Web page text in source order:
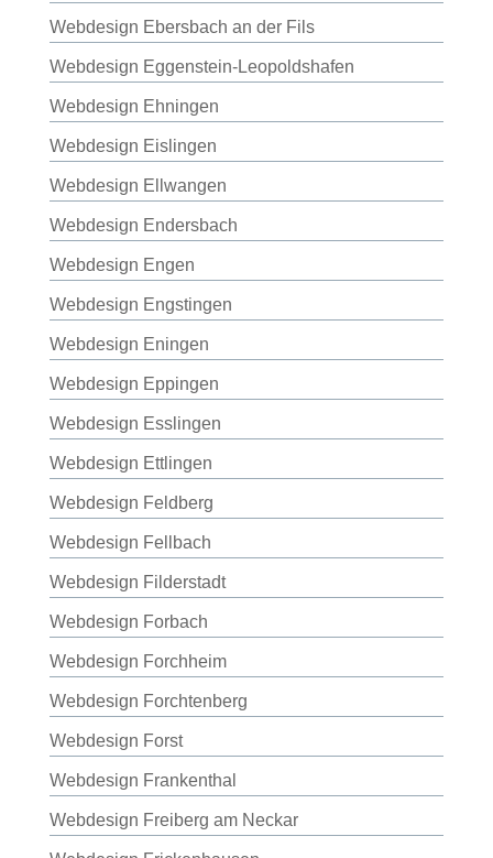
Webdesign Ebersbach an der Fils
Webdesign Eggenstein-Leopoldshafen
Webdesign Ehningen
Webdesign Eislingen
Webdesign Ellwangen
Webdesign Endersbach
Webdesign Engen
Webdesign Engstingen
Webdesign Eningen
Webdesign Eppingen
Webdesign Esslingen
Webdesign Ettlingen
Webdesign Feldberg
Webdesign Fellbach
Webdesign Filderstadt
Webdesign Forbach
Webdesign Forchheim
Webdesign Forchtenberg
Webdesign Forst
Webdesign Frankenthal
Webdesign Freiberg am Neckar